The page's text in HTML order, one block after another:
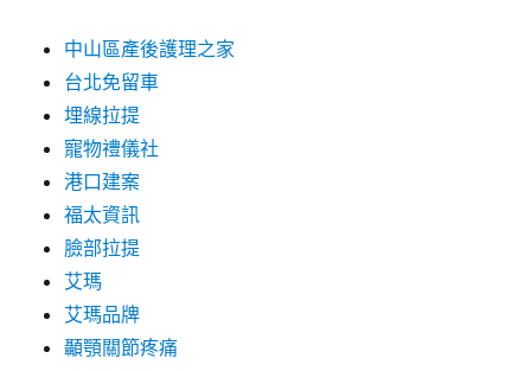
中山區產後護理之家
台北免留車
埋線拉提
寵物禮儀社
港口建案
福太資訊
臉部拉提
艾瑪
艾瑪品牌
顳顎關節疼痛